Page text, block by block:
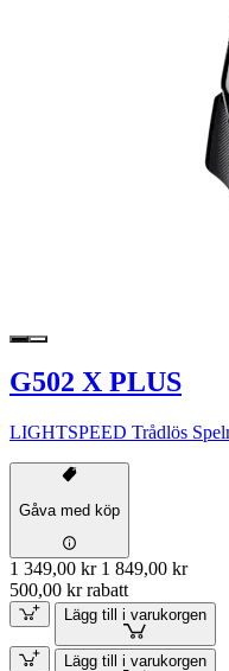
G502 X PLUS
LIGHTSPEED Trådlös
Gåva med köp
1 349,00 kr 1 849,00 kr
500,00 kr rabatt
Lägg till i varukorgen
Lägg till i varukorgen